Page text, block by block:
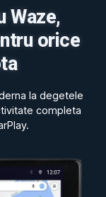
Waze,
orice
la degetele
completa